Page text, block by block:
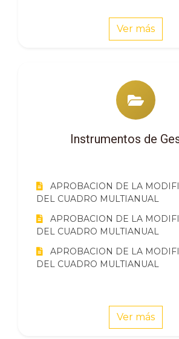
Ver más
Instrumentos de
APROBACION DE LA
DEL CUADRO MULTIANUAL
APROBACION DE LA
DEL CUADRO MULTIANUAL
APROBACION DE LA
DEL CUADRO MULTIANUAL
Ver más